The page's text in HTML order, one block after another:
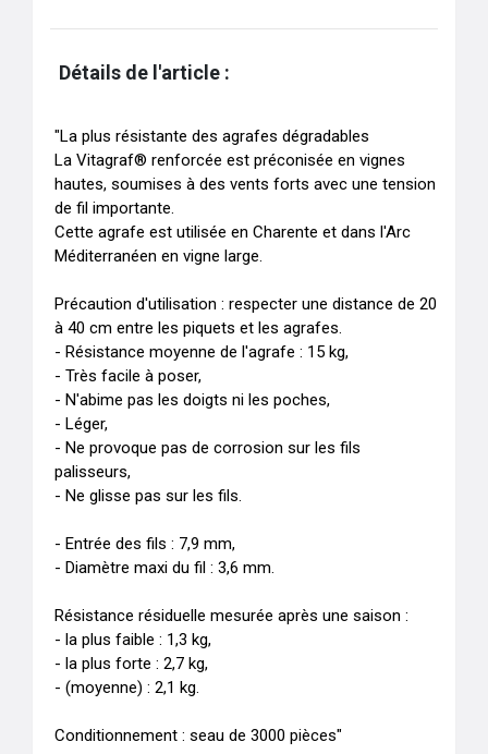
Détails de l'article :
"La plus résistante des agrafes dégradables
La Vitagraf® renforcée est préconisée en vignes
hautes, soumises à des vents forts avec une tension
de fil importante.
Cette agrafe est utilisée en Charente et dans l'Arc
Méditerranéen en vigne large.
Précaution d'utilisation : respecter une distance de 20
à 40 cm entre les piquets et les agrafes.
- Résistance moyenne de l'agrafe : 15 kg,
- Très facile à poser,
- N'abime pas les doigts ni les poches,
- Léger,
- Ne provoque pas de corrosion sur les fils
palisseurs,
- Ne glisse pas sur les fils.
- Entrée des fils : 7,9 mm,
- Diamètre maxi du fil : 3,6 mm.
Résistance résiduelle mesurée après une saison :
- la plus faible : 1,3 kg,
- la plus forte : 2,7 kg,
- (moyenne) : 2,1 kg.
Conditionnement : seau de 3000 pièces"